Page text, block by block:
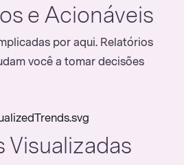
e Acionáveis
por aqui. Relatórios
você a tomar decisões
Visualizadas